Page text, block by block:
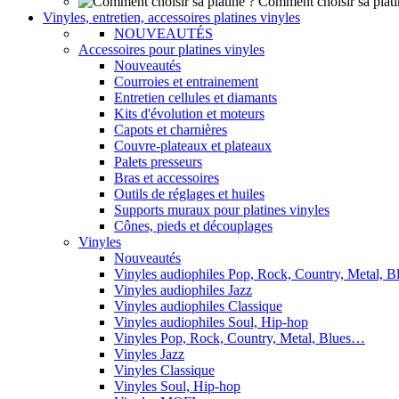
Vinyles, entretien, accessoires platines vinyles
NOUVEAUTÉS
Accessoires pour platines vinyles
Nouveautés
Courroies et entrainement
Entretien cellules et diamants
Kits d'évolution et moteurs
Capots et charnières
Couvre-plateaux et plateaux
Palets presseurs
Bras et accessoires
Outils de réglages et huiles
Supports muraux pour platines vinyles
Cônes, pieds et découplages
Vinyles
Nouveautés
Vinyles audiophiles Pop, Rock, Country, Metal,
Vinyles audiophiles Jazz
Vinyles audiophiles Classique
Vinyles audiophiles Soul, Hip-hop
Vinyles Pop, Rock, Country, Metal, Blues…
Vinyles Jazz
Vinyles Classique
Vinyles Soul, Hip-hop